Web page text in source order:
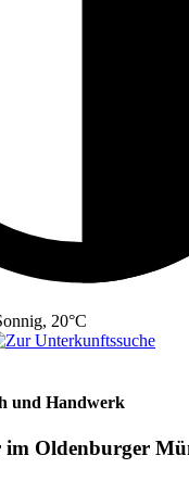
20°C
und Handwerk
im Oldenburger